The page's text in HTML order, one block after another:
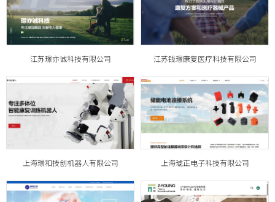
江苏璟亦诚科技有限公司 江苏钱璟康复医疗科技有限公司
上海璟和技创机器人有限公司 上海琥正电子科技有限公司